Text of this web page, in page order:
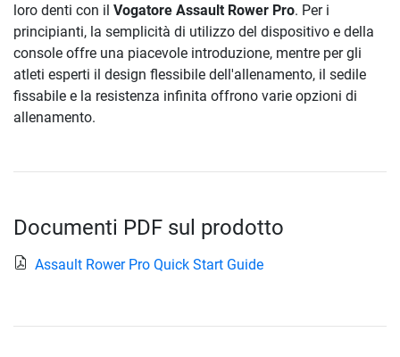
loro denti con il Vogatore Assault Rower Pro. Per i
principianti, la semplicità di utilizzo del dispositivo e della
console offre una piacevole introduzione, mentre per gli
atleti esperti il design flessibile dell'allenamento, il sedile
fissabile e la resistenza infinita offrono varie opzioni di
allenamento.
Documenti PDF sul prodotto
Assault Rower Pro Quick Start Guide